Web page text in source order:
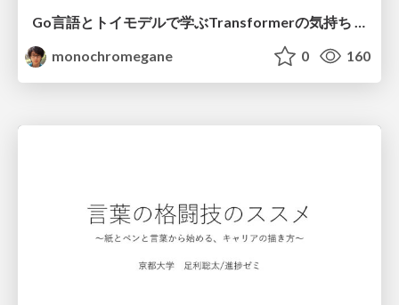
Go言語とトイモデルで学ぶTransformerの気持ち / fukuokago23-transformer
monochromegane
0 160